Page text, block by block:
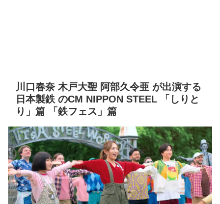
川口春奈 木戸大聖 阿部久令亜 が出演する
日本製鉄 のCM NIPPON STEEL 「しりと
り」篇 「鉄フェス」篇